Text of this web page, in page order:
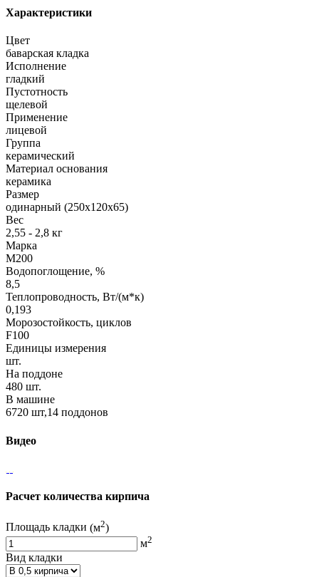
Характеристики
Цвет
баварская кладка
Исполнение
гладкий
Пустотность
щелевой
Применение
лицевой
Группа
керамический
Материал основания
керамика
Размер
одинарный (250х120х65)
Вес
2,55 - 2,8 кг
Марка
М200
Водопоглощение, %
8,5
Теплопроводность, Вт/(м*к)
0,193
Морозостойкость, циклов
F100
Единицы измерения
шт.
На поддоне
480 шт.
В машине
6720 шт,14 поддонов
Видео
Расчет количества кирпича
Площадь кладки (м2)
м2
Вид кладки